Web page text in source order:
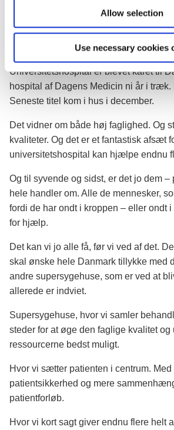
Allow selection
Use necessary cookies
rengøringsassistenter, sosu-
lægesekretærer – ja jeg kunne blive
ville de her bygninger være værdiløse.
Universitetshospital er blevet kåret til
hospital af Dagens Medicin ni år i
Seneste titel kom i hus i december.
Det vidner om både høj faglighed. Og
kvaliteter. Og det er et fantastisk afsæt
universitetshospital kan hjælpe endnu
Og til syvende og sidst, er det jo dem –
hele handler om. Alle de mennesker,
fordi de har ondt i kroppen – eller ondt
for hjælp.
Det kan vi jo alle få, før vi ved af det.
skal ønske hele Danmark tillykke med
andre supersygehuse, som er ved at
allerede er indviet.
Supersygehuse, hvor vi samler
steder for at øge den faglige kvalitet og
ressourcerne bedst muligt.
Hvor vi sætter patienten i centrum.
patientsikkerhed og mere
patientforløb.
Hvor vi kort sagt giver endnu flere helt